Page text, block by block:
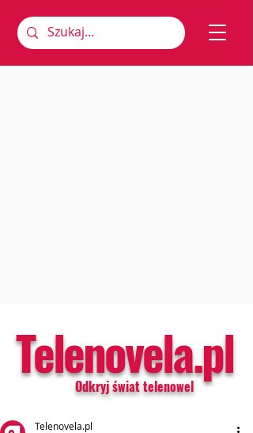
Telenovela.pl
Odkryj świat telenowel
Telenovela.pl